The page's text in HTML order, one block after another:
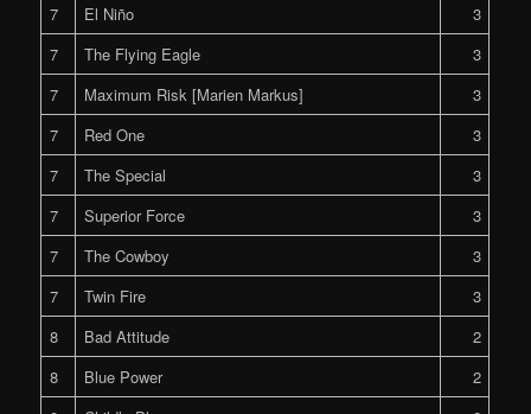
7
El Niño
3
7
The Flying Eagle
3
7
Maximum Risk [Marien Markus]
3
7
Red One
3
7
The Special
3
7
Superior Force
3
7
The Cowboy
3
7
Twin Fire
3
8
Bad Attitude
2
8
Blue Power
2